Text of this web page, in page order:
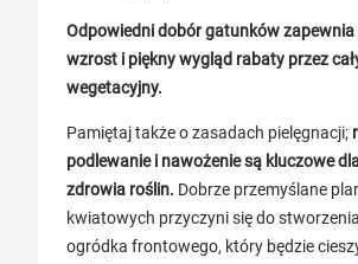
Odpowiedni dobór gatunków
wzrost i piękny wygląd rabaty przez
wegetacyjny.
Pamiętaj także o zasadach pielęgnacji;
podlewanie i nawożenie są kluczowe
zdrowia roślin. Dobrze przemyślane
kwiatowych przyczyni się do
ogródka frontowego, który będzie